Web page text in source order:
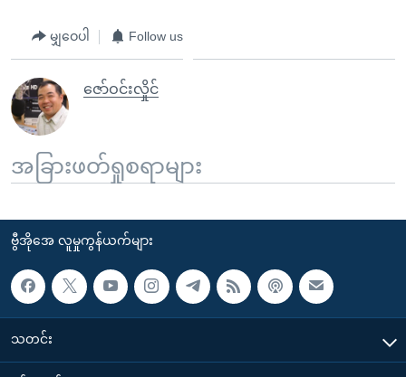
မျှဝေပါ Follow us
ဇော်ဝင်းလှိုင်
အခြားဖတ်ရှုစရာများ
ဗွီအိုအေ လူမှုကွန်ယက်များ
သတင်း